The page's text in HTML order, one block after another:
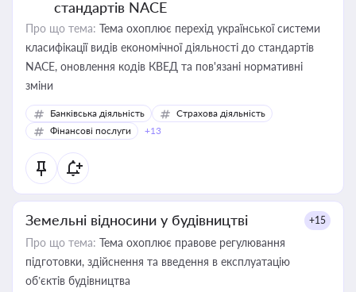
стандартів NACE
Про що тема: Тема охоплює перехід української системи
класифікації видів економічної діяльності до стандартів
NACE, оновлення кодів КВЕД та пов'язані нормативні
зміни
Банківська діяльність
Страхова діяльність
Фінансові послуги
+13
Земельні відносини у будівництві +15
Про що тема: Тема охоплює правове регулювання
підготовки, здійснення та введення в експлуатацію
об’єктів будівництва